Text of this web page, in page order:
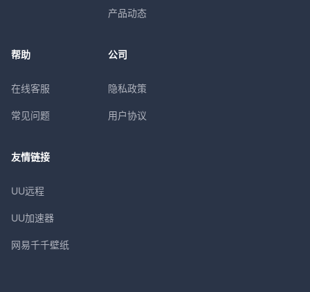
产品动态
帮助
在线客服
常见问题
公司
隐私政策
用户协议
友情链接
UU远程
UU加速器
网易千千壁纸